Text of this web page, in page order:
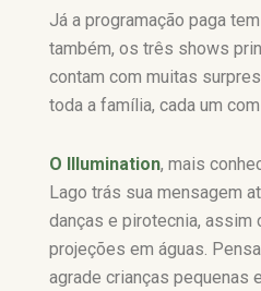
Já a programação paga
também, os três shows
contam com muitas
toda a família, cada um
O Illumination, mais
Lago trás sua mensagem
danças e pirotecnia, assim
projeções em águas.
agrade crianças pequenas